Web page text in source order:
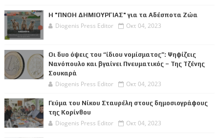
Η "ΠΝΟΗ ΔΗΜΙΟΥΡΓΙΑΣ" για τα Αδέσποτα Ζώα
Diogenis Press Editor Οκτ 04, 2023
Οι δυο όψεις του “ίδιου νομίσματος”: Ψηφίζεις
Νανόπουλο και βγαίνει Πνευματικός – Της Τζένης
Σουκαρά
Diogenis Press Editor Οκτ 04, 2023
Γεύμα του Νίκου Σταυρέλη στους δημοσιογράφους
της Κορίνθου
Diogenis Press Editor Οκτ 04, 2023